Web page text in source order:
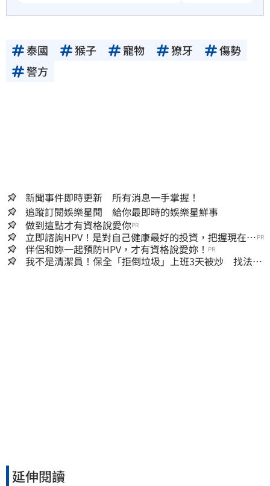
泰國 猴子 寵物 獠牙
傷勢
警方
新聞事件即時更新 所有消息一手掌握！
追蹤訂閱娛樂星聞 給你最即時的娛樂星鮮事
做到這點才有資格說愛你PR
立即諮詢HPV！是對自己健康最好的投資，把握現在不
嫌晚！
PR
伴侶和妳一起預防HPV，才有資格說愛妳！ PR
我不是清潔員！保全「拒倒垃圾」上班3天被炒 找法院
延伸閱讀